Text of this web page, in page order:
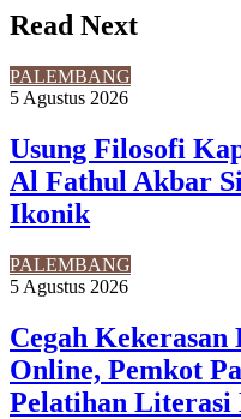
Read Next
PALEMBANG
5 Agustus 2026
Usung Filosofi
Al Fathul Akbar
Ikonik
PALEMBANG
5 Agustus 2026
Cegah Kekerasan
Online, Pemkot
Pelatihan Literasi